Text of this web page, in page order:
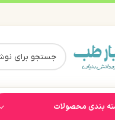
بندی محصولات